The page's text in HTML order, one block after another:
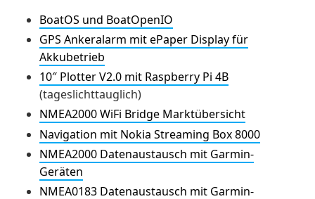
BoatOS und BoatOpenIO
GPS Ankeralarm mit ePaper Display für
Akkubetrieb
10″ Plotter V2.0 mit Raspberry Pi 4B
(tageslichttauglich)
NMEA2000 WiFi Bridge Marktübersicht
Navigation mit Nokia Streaming Box 8000
NMEA2000 Datenaustausch mit Garmin-
Geräten
NMEA0183 Datenaustausch mit Garmin-